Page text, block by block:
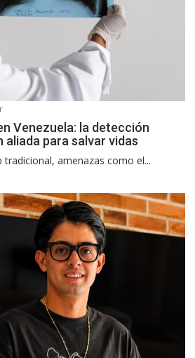
Venezuela: la detección
aliada para salvar vidas
amenazas como el...